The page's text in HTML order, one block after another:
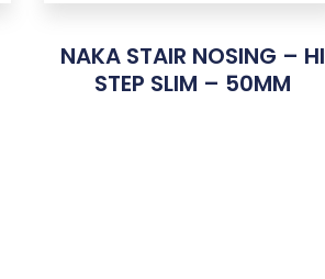
NAKA STAIR NOSING – HI
STEP SLIM – 50MM